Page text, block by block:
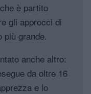
è partito
gli approcci di
più grande.
anche altro:
da oltre 16
e lo